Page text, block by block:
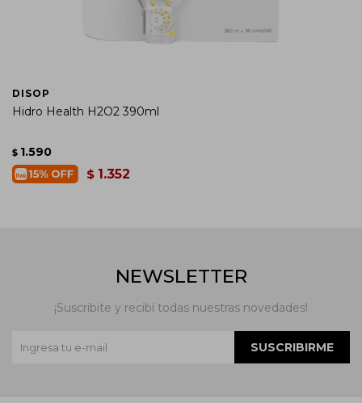
DISOP
Hidro Health H2O2 390ml
$ 1.590
$ 1.352
NEWSLETTER
¡Suscribite y recibí todas nuestras novedades!
SUSCRIBIRME